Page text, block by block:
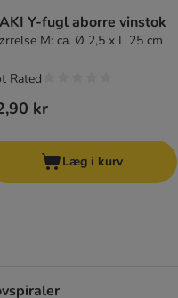
Y-fugl aborre vinstok
M: ca. Ø 2,5 x L 25 cm
kr
Rated
Læg i kurv